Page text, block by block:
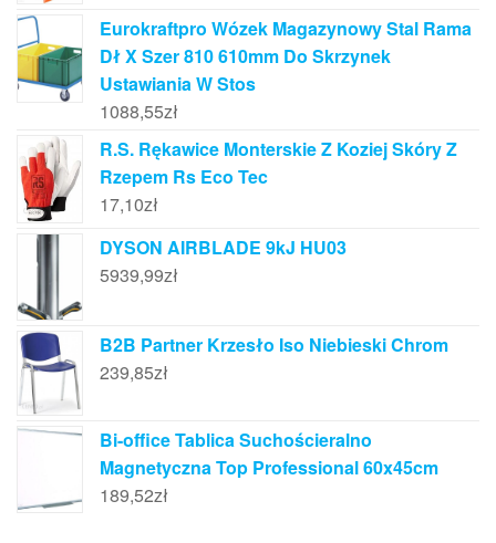
Eurokraftpro Wózek Magazynowy Stal Rama
Dł X Szer 810 610mm Do Skrzynek
Ustawiania W Stos
1088,55zł
R.S. Rękawice Monterskie Z Koziej Skóry Z
Rzepem Rs Eco Tec
17,10zł
DYSON AIRBLADE 9kJ HU03
5939,99zł
B2B Partner Krzesło Iso Niebieski Chrom
239,85zł
Bi-office Tablica Suchościeralno
Magnetyczna Top Professional 60x45cm
189,52zł